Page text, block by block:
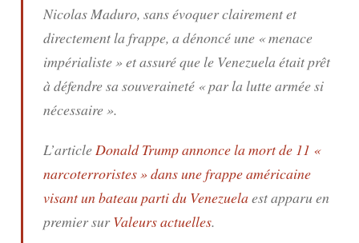
Nicolas Maduro, sans évoquer clairement et
directement la frappe, a dénoncé une «menace
impérialiste» et assuré que le Venezuela était prêt
à défendre sa souveraineté «par la lutte armée si
nécessaire».
L’articleDonald Trump annonce la mort de 11 «
narcoterroristes » dans une frappe américaine
visant un bateau parti du Venezuelaest apparu en
premier surValeurs actuelles.